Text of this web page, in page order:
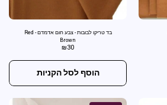
בד טריקו לבובות - צבע חום אדמדם - Red
Brown
₪30
הוסף לסל הקניות